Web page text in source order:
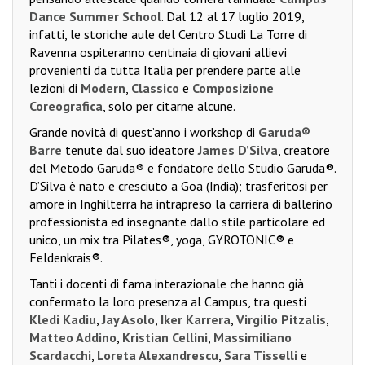
Dance Summer School. Dal 12 al 17 luglio 2019,
infatti, le storiche aule del Centro Studi La Torre di
Ravenna ospiteranno centinaia di giovani allievi
provenienti da tutta Italia per prendere parte alle
lezioni di Modern Classico e Composizione
Coreografica , solo per citarne alcune.
Grande novità di quest’anno i workshop di Garuda®
Barre tenute dal suo ideatore James D’Silva , creatore
del Metodo Garuda® e fondatore dello Studio Garuda®.
D’Silva è nato e cresciuto a Goa (India); trasferitosi per
amore in Inghilterra ha intrapreso la carriera di ballerino
professionista ed insegnante dallo stile particolare ed
unico, un mix tra Pilates®, yoga, GYROTONIC® e
Feldenkrais®.
Tanti i docenti di fama interazionale che hanno già
confermato la loro presenza al Campus, tra questi
Kledi Kadiu ,Jay Asolo Iker Karrera Virgilio Pitzalis
Matteo Addino Kristian Cellini Massimiliano
Scardacchi Loreta Alexandrescu Sara Tisselli e